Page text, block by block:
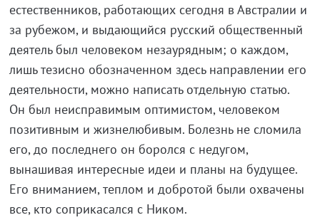
естественников, работающих сегодня в Австралии и
за рубежом, и выдающийся русский общественный
деятель был человеком незаурядным; о каждом,
лишь тезисно обозначенном здесь направлении его
деятельности, можно написать отдельную статью.
Он был неисправимым оптимистом, человеком
позитивным и жизнелюбивым. Болезнь не сломила
его, до последнего он боролся с недугом,
вынашивая интересные идеи и планы на будущее.
Его вниманием, теплом и добротой были охвачены
все, кто соприкасался с Ником.